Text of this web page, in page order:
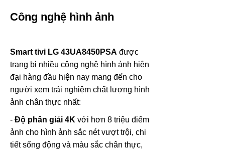
Công nghệ hình ảnh
Smart tivi LG 43UA8450PSA được
trang bị nhiều công nghệ hình ảnh hiện
đại hàng đầu hiện nay mang đến cho
người xem trải nghiệm chất lượng hình
ảnh chân thực nhất:
- Độ phân giải 4K với hơn 8 triệu điểm
ảnh cho hình ảnh sắc nét vượt trội, chi
tiết sống động và màu sắc chân thực,